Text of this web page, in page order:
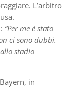
L’arbitro
“Per me è stato
ci sono dubbi.
stadio
in